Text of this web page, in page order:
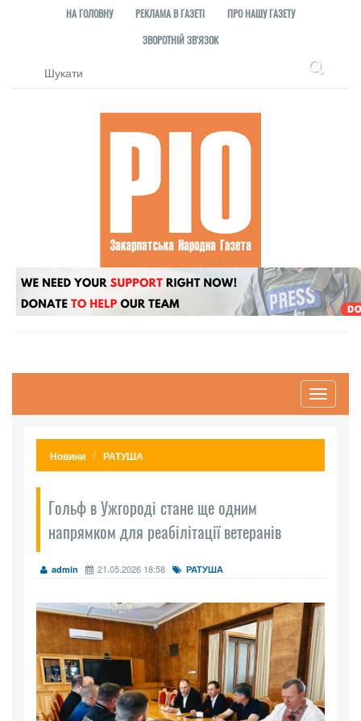
НА ГОЛОВНУ РЕКЛАМА В ГАЗЕТІ
ПРО НАШУ ГАЗЕТУ
ЗВОРОТНІЙ ЗВ'ЯЗОК
Toggle
Новини РАТУША
Гольф в Ужгороді стане ще одним
напрямком для реабілітації ветеранів
admin 21.05.2026 18:58 РАТУША